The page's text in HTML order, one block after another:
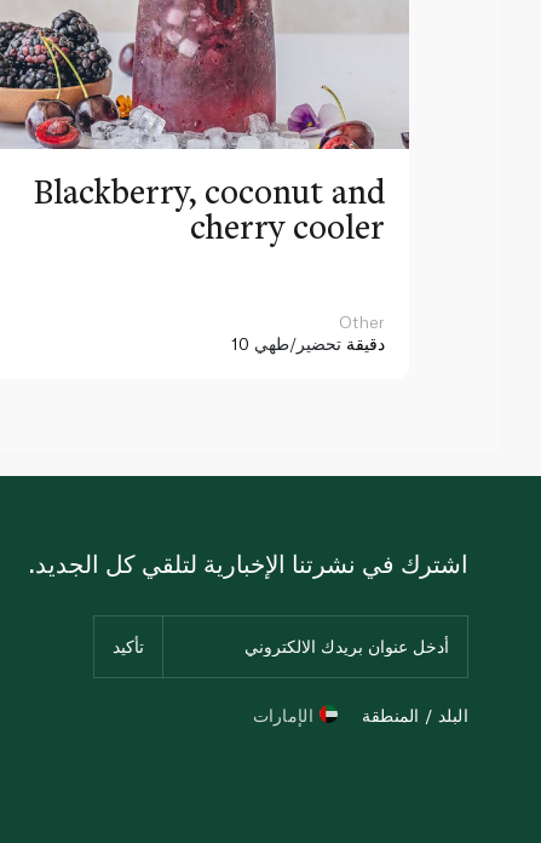
Blackberry, coconut and
cherry cooler
Other
10 دقيقة تحضير/طهي
اشترك في نشرتنا الإخبارية لتلقي كل الجديد.
البلد / المنطقة الإمارات